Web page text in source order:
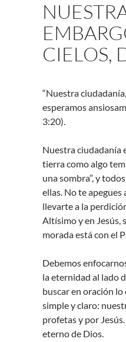
CIELOS,
“Nuestra
esperamos
3:20).
Nuestra ciudadanía
tierra como algo
una sombra”, y
ellas. No te
llevarte a la
Altísimo y en Jesús,
morada está con el
Debemos
la eternidad al lado
buscar en oración lo
simple y claro:
profetas y por
eterno de Dios.